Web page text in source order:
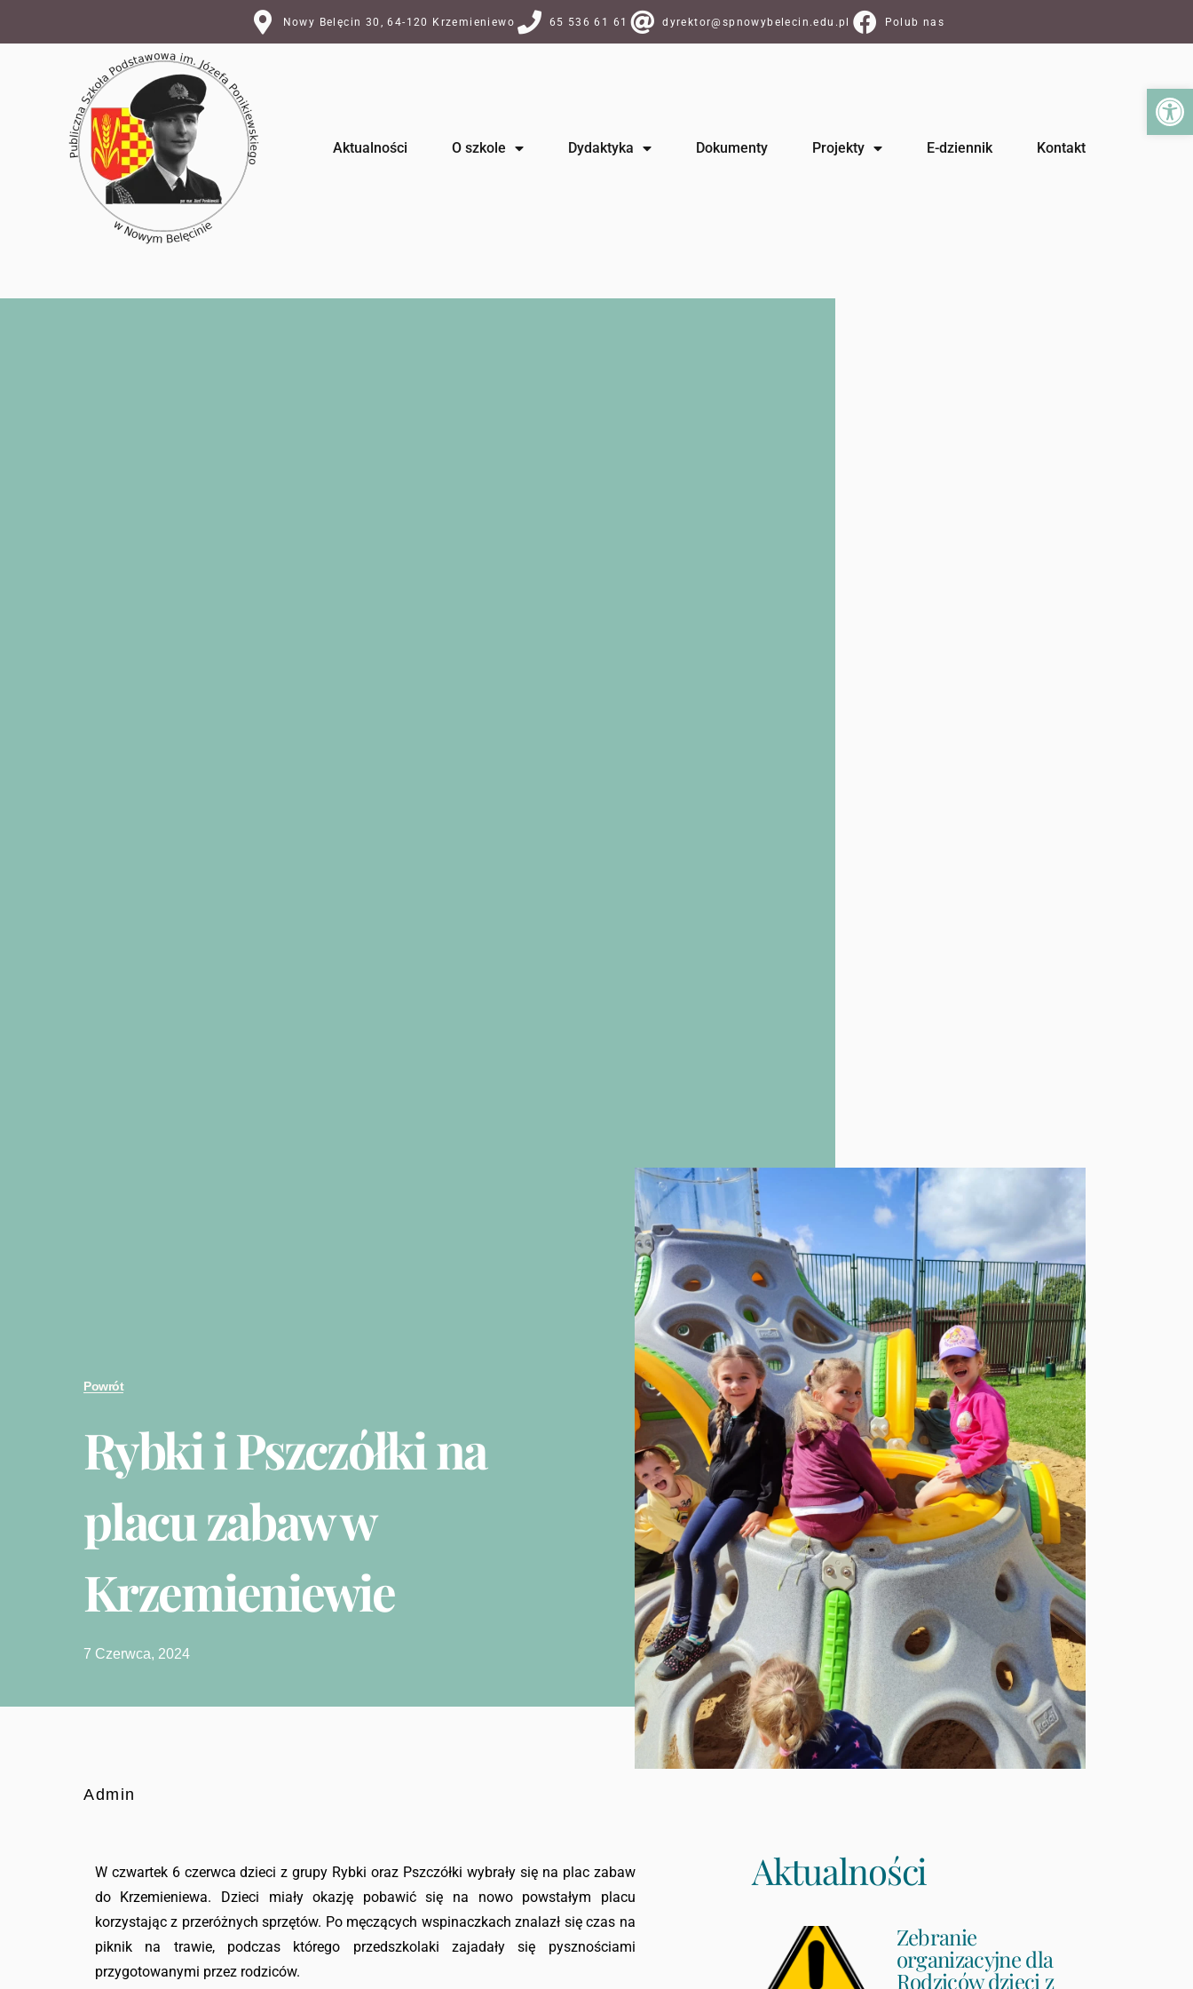
Nowy Belęcin 30, 64-120 Krzemieniewo 65 536 61 61 dyrektor@spnowybelecin.edu.pl Polub nas
Aktualności O szkole Dydaktyka Dokumenty Projekty E-dziennik Kontakt
Powrót
Rybki i Pszczółki na
placu zabaw w
Krzemieniewie
7 Czerwca, 2024
Admin
W czwartek 6 czerwca dzieci z grupy Rybki oraz Pszczółki wybrały się na plac zabaw
do Krzemieniewa. Dzieci miały okazję pobawić się na nowo powstałym placu
korzystając z przeróżnych sprzętów. Po męczących wspinaczkach znalazł się czas na
piknik na trawie, podczas którego przedszkolaki zajadały się pysznościami
przygotowanymi przez rodziców.
Aktualności
Zebranie
organizacyjne dla
Rodziców dzieci z